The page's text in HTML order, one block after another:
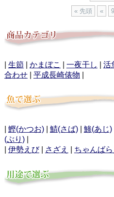
« 先頭 « 9
生節 かまぼこ 一夜干し 活
合わせ| 平成長崎俵物
鰹(かつお)| 鯖(さば)| 鯵(あじ)|
(ぶり)|
伊勢えび| さざえ ちゃんばら